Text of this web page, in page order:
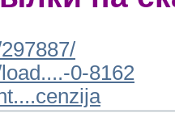
0-8162